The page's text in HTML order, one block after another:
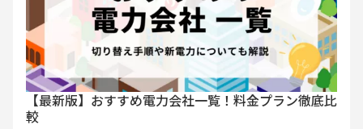
【最新版】おすすめ電力会社一覧！料金プラン徹底比
較